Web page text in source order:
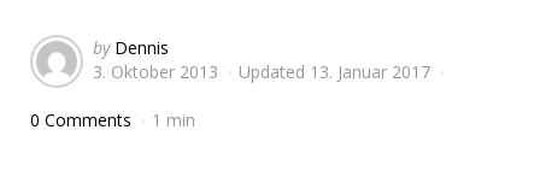
Posted
by
by Dennis
3. Oktober 2013
Updated 13. Januar 2017
0 Comments 1 min